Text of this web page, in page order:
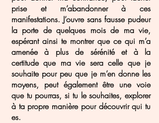
prise et m’abandonner à ces
manifestations. J’ouvre sans fausse pudeur
la porte de quelques mois de ma vie,
espérant ainsi te montrer que ce qui m’a
amenée à plus de sérénité et à la
certitude que ma vie sera celle que je
souhaite pour peu que je m’en donne les
moyens, peut également être une voie
que tu pourras, si tu le souhaites, explorer
à ta propre manière pour découvrir qui tu
es.